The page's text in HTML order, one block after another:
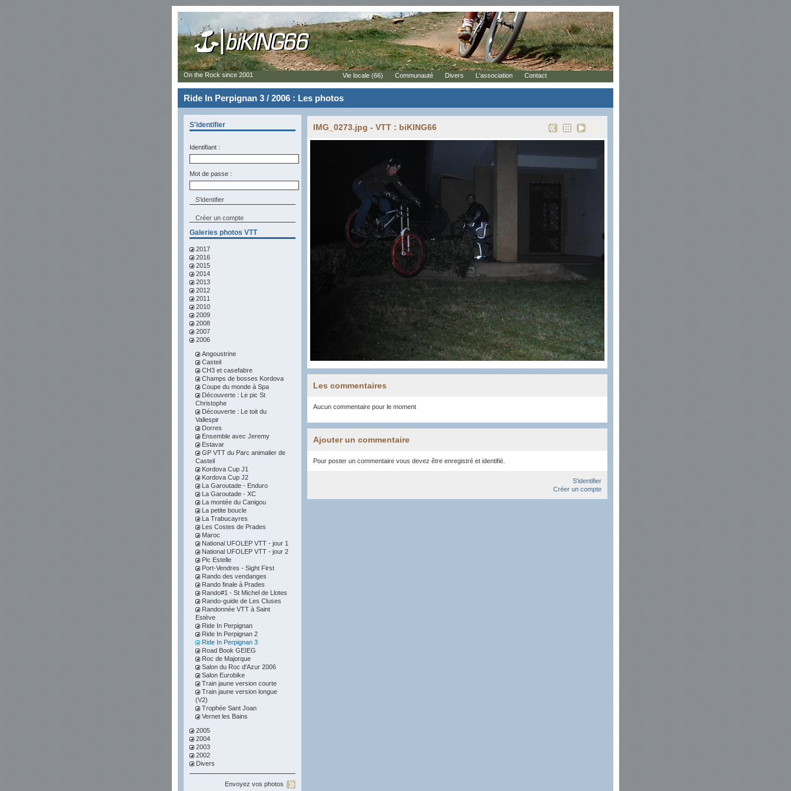
Ride In Perpignan 3 / 2006 : Les photos
S'identifier
Identifiant :
Mot de passe :
Créer un compte
Galeries photos VTT
2017
2016
2015
2014
2013
2012
2011
2010
2009
2008
2007
2006
Angoustrine
Casteil
CH3 et casefabre
Champs de bosses Kordova
Coupe du monde à Spa
Découverte : Le pic St
Christophe
Découverte : Le toit du
Vallespir
Dorres
Ensemble avec Jeremy
Estavar
GP VTT du Parc animalier de
Casteil
Kordova Cup J1
Kordova Cup J2
La Garoutade - Enduro
La Garoutade - XC
La montée du Canigou
La petite boucle
La Trabucayres
Les Costes de Prades
Maroc
National UFOLEP VTT - jour 1
National UFOLEP VTT - jour 2
Pic Estelle
Port-Vendres - Sight First
Rando des vendanges
Rando finale à Prades
Rando#1 - St Michel de Llotes
Rando-guide de Les Cluses
Randonnée VTT à Saint
Estève
Ride In Perpignan
Ride In Perpignan 2
Ride In Perpignan 3
Road Book GEIEG
Roc de Majorque
Salon du Roc d'Azur 2006
Salon Eurobike
Train jaune version courte
Train jaune version longue
(V2)
Trophée Sant Joan
Vernet les Bains
2005
2004
2003
2002
Divers
Envoyez vos photos
IMG_0273.jpg - VTT : biKING66
Les commentaires
Aucun commentaire pour le moment
Ajouter un commentaire
Pour poster un commentaire vous devez être enregistré et identifié.
S'identifier
Créer un compte
On the Rock since 2001 Vie locale (66) Communauté Divers L'association Contact